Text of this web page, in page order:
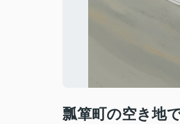
瓢箪町の空き地